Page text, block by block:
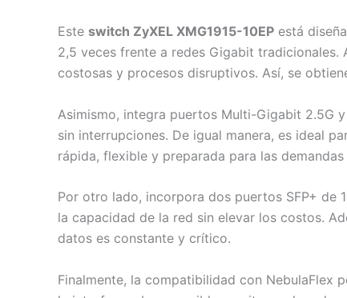
Este switch ZyXEL XMG1915-10EP está
2,5 veces frente a redes Gigabit
costosas y procesos disruptivos. Así, se
Asimismo, integra puertos Multi-Gigabit 2.5G
sin interrupciones. De igual manera, es ideal
rápida, flexible y preparada para las demandas
Por otro lado, incorpora dos puertos SFP+ de
la capacidad de la red sin elevar los costos.
datos es constante y crítico.
Finalmente, la compatibilidad con NebulaFlex